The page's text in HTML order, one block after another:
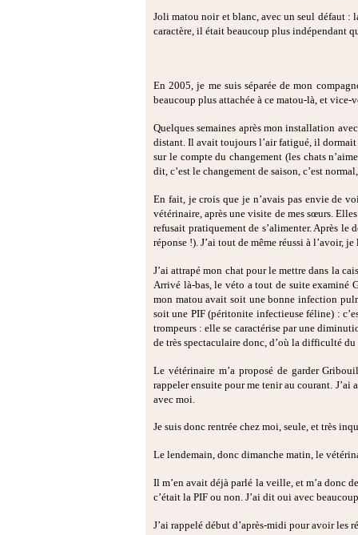
Joli matou noir et blanc, avec un seul défaut :
caractère, il était beaucoup plus indépendant
En 2005, je me suis séparée de mon
beaucoup plus attachée à ce matou-là, et
Quelques semaines après mon installation
distant. Il avait toujours l’air fatigué, il dormait
sur le compte du changement (les chats
dit, c’est le changement de saison, c’est
En fait, je crois que je n’avais pas envie de
vétérinaire, après une visite de mes sœurs.
refusait pratiquement de s’alimenter. Après le
réponse !). J’ai tout de même réussi à l’avoir,
J’ai attrapé mon chat pour le mettre dans la
Arrivé là-bas, le véto a tout de suite examiné
mon matou avait soit une bonne infection
soit une PIF (péritonite infectieuse féline) :
trompeurs : elle se caractérise par une
de très spectaculaire donc, d’où la difficulté
Le vétérinaire m’a proposé de garder
rappeler ensuite pour me tenir au courant. J’ai
avec moi.
Je suis donc rentrée chez moi, seule, et très
Le lendemain, donc dimanche matin, le
Il m’en avait déjà parlé la veille, et m’a donc
c’était la PIF ou non. J’ai dit oui avec
J’ai rappelé début d’après-midi pour avoir les